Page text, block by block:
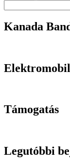
Kanada
Támogatás
Legutóbbi